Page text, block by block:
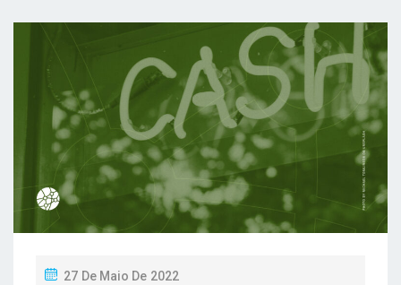
P
27 De Maio De 2022